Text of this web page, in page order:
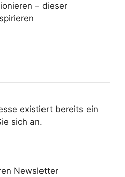
– dieser
existiert bereits ein
sich an.
Newsletter